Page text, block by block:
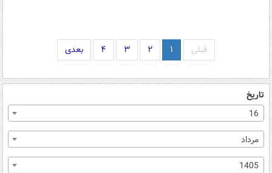
قبلی ۱ ۲ ۳ ۴ بعدی
تاریخ
16
مرداد
1405